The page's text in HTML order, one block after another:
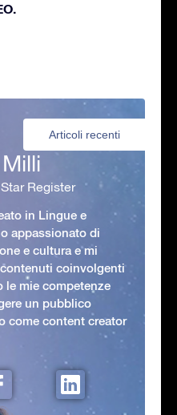
Articoli recenti
Register
in Lingue e
appassionato di
e cultura e mi
coinvolgenti
mie competenze
un pubblico
come content creator